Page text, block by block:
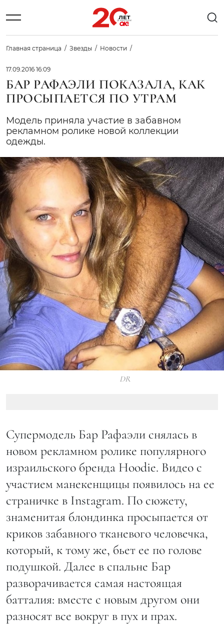
Главная страница Звезды Новости
17.09.2016 16:09
БАР РАФАЭЛИ ПОКАЗАЛА, КАК
ПРОСЫПАЕТСЯ ПО УТРАМ
Модель приняла участие в забавном
рекламном ролике новой коллекции
одежды.
DR
Супермодель Бар Рафаэли снялась в
новом рекламном ролике популярного
израильского бренда Hoodie. Видео с
участием манекенщицы появилось на ее
страничке в Instagram. По сюжету,
знаменитая блондинка просыпается от
криков забавного тканевого человечка,
который, к тому же, бьет ее по голове
подушкой. Далее в спальне Бар
разворачивается самая настоящая
батталия: вместе с новым другом они
разносят все вокруг в пух и прах.